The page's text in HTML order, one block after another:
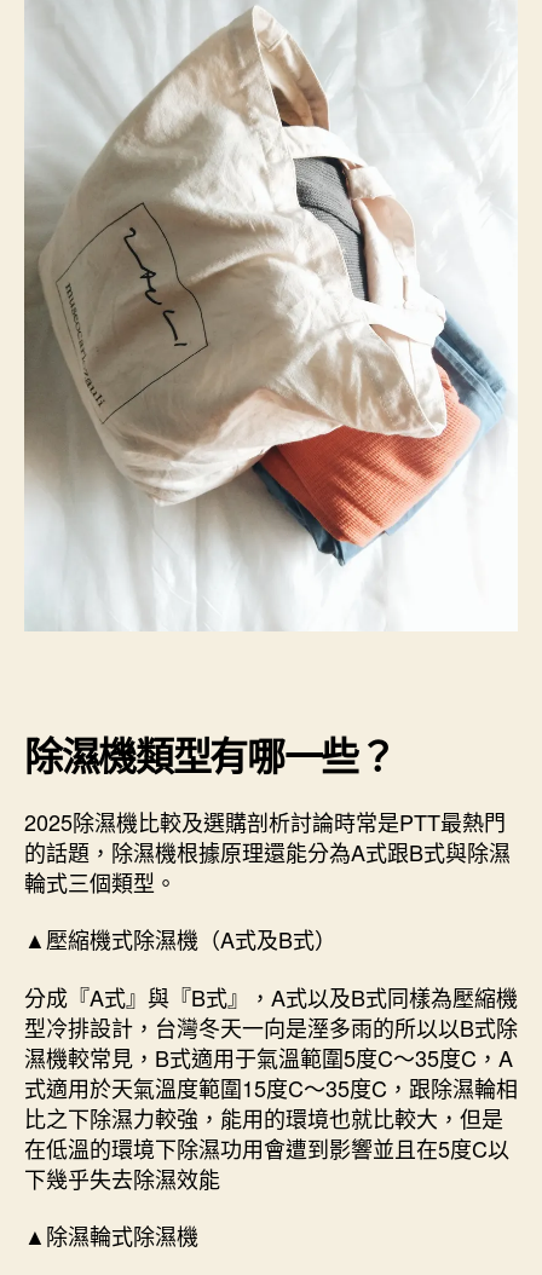
除濕機類型有哪一些？
2025除濕機比較及選購剖析討論時常是PTT最熱門
的話題，除濕機根據原理還能分為A式跟B式與除濕
輪式三個類型。
▲壓縮機式除濕機（A式及B式）
分成『A式』與『B式』，A式以及B式同樣為壓縮機
型冷排設計，台灣冬天一向是溼多雨的所以以B式除
濕機較常見，B式適用于氣溫範圍5度C～35度C，A
式適用於天氣溫度範圍15度C～35度C，跟除濕輪相
比之下除濕力較強，能用的環境也就比較大，但是
在低溫的環境下除濕功用會遭到影響並且在5度C以
下幾乎失去除濕效能
▲除濕輪式除濕機